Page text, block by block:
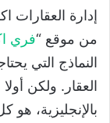
إدارة العقارات
من موقع “فري
النماذج التي
بالإنجليزية،